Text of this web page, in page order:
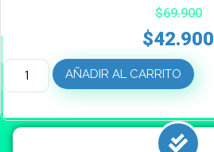
$69.900
$42.900
AÑADIR AL CARRITO